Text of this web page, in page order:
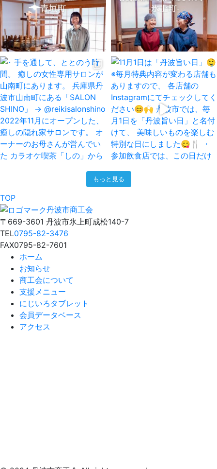
もっと見る
TOP
丹波市商工会
〒669-3601 丹波市氷上町成松140-7
TEL0795-82-3476
FAX0795-82-7601
ホーム
お知らせ
商工会について
支援メニュー
にじいろタブレット
会員データベース
アクセス